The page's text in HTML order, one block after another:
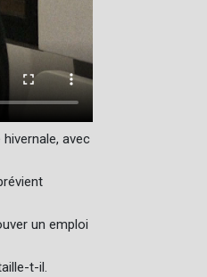
avec
un emploi
t-il.